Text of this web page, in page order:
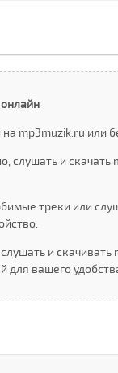
mp3muzik.ru или
слушать и
треки или
и
для вашего